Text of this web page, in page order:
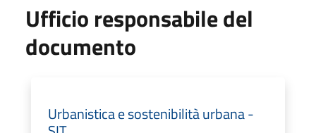
Ufficio responsabile del
documento
Urbanistica e sostenibilità urbana -